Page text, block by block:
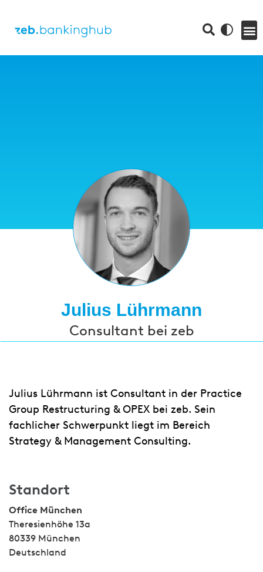
Julius Lührmann
Consultant bei zeb
Julius Lührmann ist Consultant in der Practice
Group Restructuring & OPEX bei zeb. Sein
fachlicher Schwerpunkt liegt im Bereich
Strategy & Management Consulting.
Standort
Office München
Theresienhöhe 13a
80339 München
Deutschland